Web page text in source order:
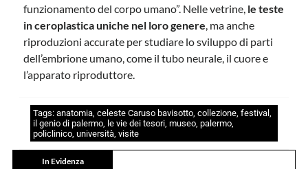
funzionamento del corpo umano”. Nelle vetrine, le teste
in ceroplastica uniche nel loro genere, ma anche
riproduzioni accurate per studiare lo sviluppo di parti
dell’embrione umano, come il tubo neurale, il cuore e
l’apparato riproduttore.
Tags: anatomia, celeste Caruso bavisotto, collezione, festival ,
il genio di palermo, le vie dei tesori, museo, palermo,
policlinico, università, visite
In Evidenza